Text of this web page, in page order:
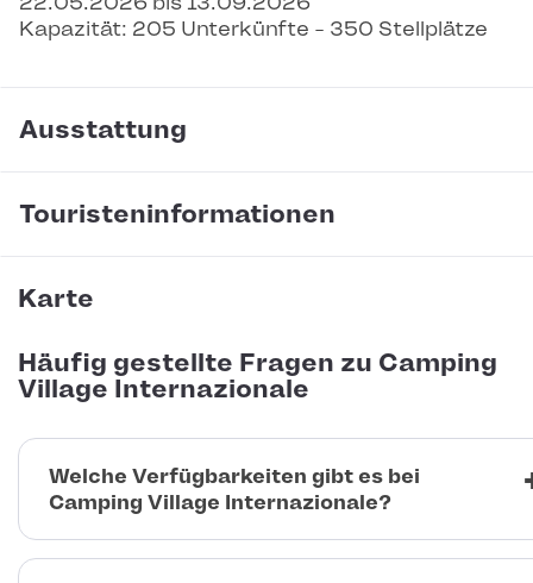
Kapazität: 205 Unterkünfte - 350 Stellplätze
Ausstattung
Touristeninformationen
Karte
Häufig gestellte Fragen zu Camping
Village Internazionale
Welche Verfügbarkeiten gibt es bei
Camping Village Internazionale?